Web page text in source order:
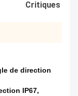
Critiques
de direction
IP67,